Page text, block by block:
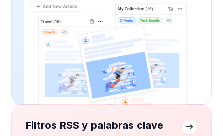
Filtros RSS y palabras clave